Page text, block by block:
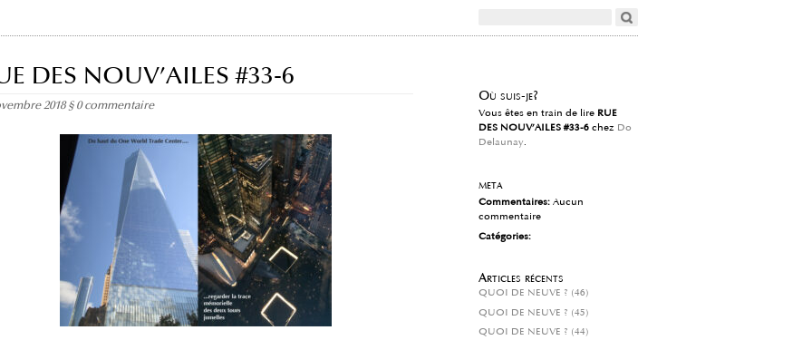
DES NOUV’AILES #33-6
2018§0 commentaire
Où suis-je?
Vous êtes en train de lire RUE
DES NOUV’AILES #33-6 chez Do
Delaunay.
meta
Commentaires: Aucun
commentaire
Catégories:
Articles récents
QUOI DE NEUVE ? (46)
QUOI DE NEUVE ? (45)
QUOI DE NEUVE ? (44)